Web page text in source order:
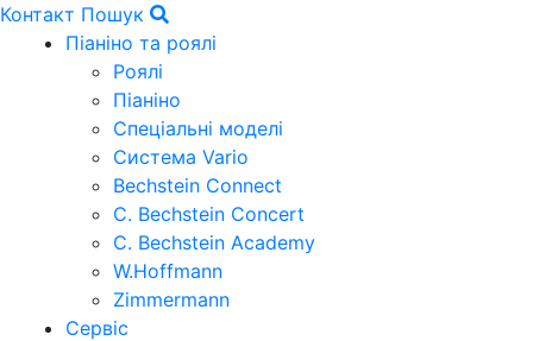
Контакт Пошук
Піаніно та роялі
Роялі
Піаніно
Спеціальні моделі
Система Vario
Bechstein Connect
C. Bechstein Concert
C. Bechstein Academy
W.Hoffmann
Zimmermann
Сервіс